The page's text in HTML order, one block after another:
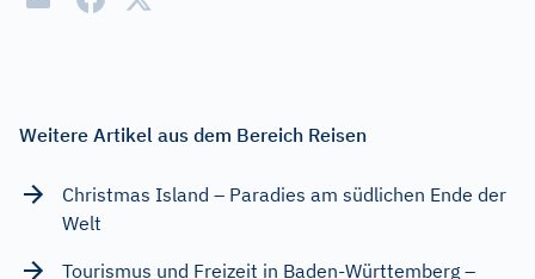
Weitere Artikel aus dem Bereich Reisen
Christmas Island – Paradies am südlichen Ende der
Welt
Tourismus und Freizeit in Baden-Württemberg –